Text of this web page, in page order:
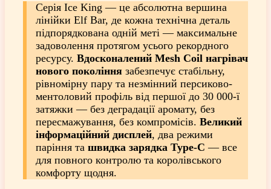
Серія Ice King — це абсолютна вершина
лінійки Elf Bar, де кожна технічна деталь
підпорядкована одній меті — максимальне
задоволення протягом усього рекордного
ресурсу. Вдосконалений Mesh Coil нагрівач
нового покоління забезпечує стабільну,
рівномірну пару та незмінний персиково-
ментоловий профіль від першої до 30 000-ї
затяжки — без деградації аромату, без
пересмажування, без компромісів. Великий
інформаційний дисплей, два режими
паріння та швидка зарядка Type-C — все
для повного контролю та королівського
комфорту щодня.